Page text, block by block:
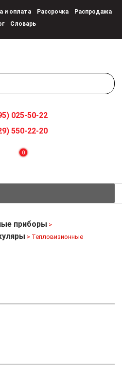
и оплата Рассрочка
Распродажа
Словарь
0
025-50-22
550-22-20
приборы >
> Тепловизионные